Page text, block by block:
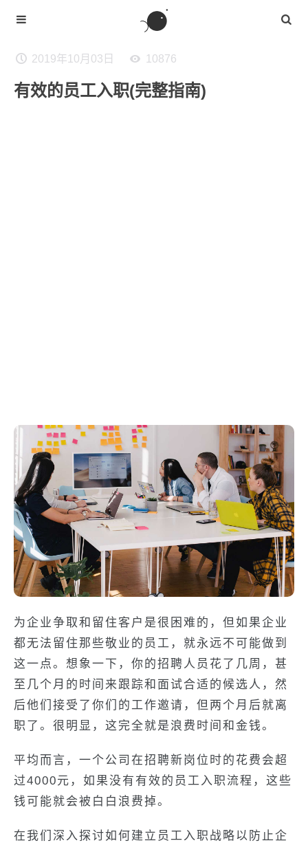
2019年10月03日 10876
有效的员工入职(完整指南)
为企业争取和留住客户是很困难的，但如果企业
都无法留住那些敬业的员工，就永远不可能做到
这一点。想象一下，你的招聘人员花了几周，甚
至几个月的时间来跟踪和面试合适的候选人，然
后他们接受了你们的工作邀请，但两个月后就离
职了。很明显，这完全就是浪费时间和金钱。
平均而言，一个公司在招聘新岗位时的花费会超
过4000元，如果没有有效的员工入职流程，这些
钱可能就会被白白浪费掉。
在我们深入探讨如何建立员工入职战略以防止企